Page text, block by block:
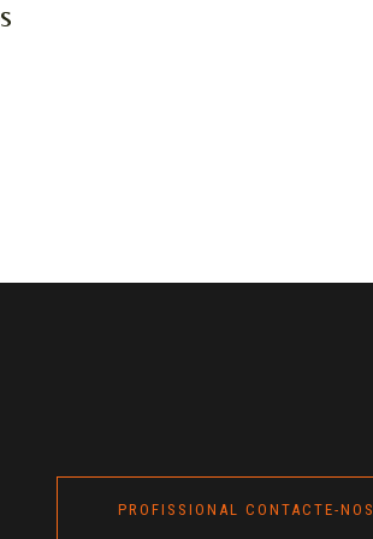
PROFISSIONAL CONTACTE-NOS